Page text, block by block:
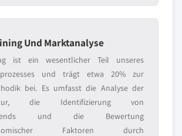
Und Marktanalyse
ist ein wesentlicher Teil unseres
und trägt etwa 20% zur
bei. Es umfasst die Analyse der
die Identifizierung von
und die Bewertung
Faktoren durch